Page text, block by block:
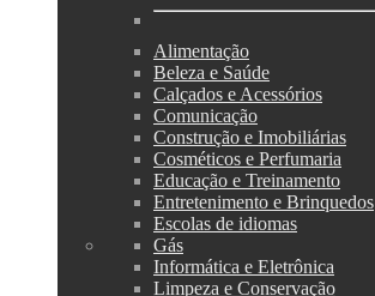
Alimentação
Beleza e Saúde
Calçados e Acessórios
Comunicação
Construção e Imobiliárias
Cosméticos e Perfumaria
Educação e Treinamento
Entretenimento e Brinquedos
Escolas de idiomas
Gás
Informática e Eletrônica
Limpeza e Conservação